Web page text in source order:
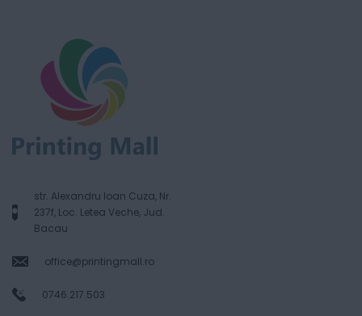
str. Alexandru Ioan Cuza, Nr.
237f, Loc. Letea Veche, Jud.
Bacau
office@printingmall.ro
0746.217.503